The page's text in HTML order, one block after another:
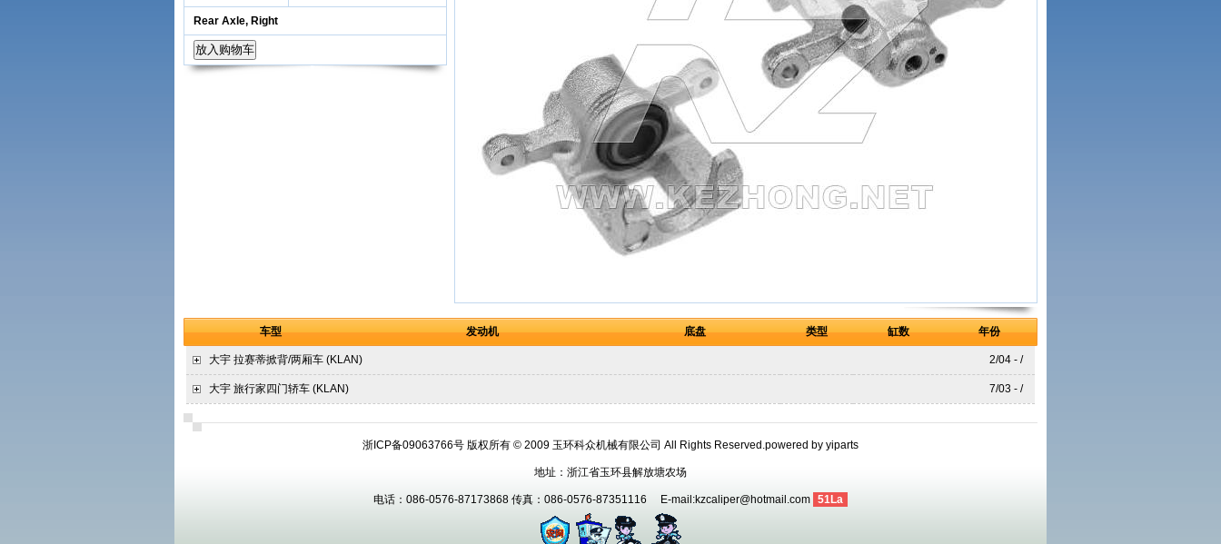
Rear Axle, Right
车型 发动机 底盘 类型 缸数 年份
大宇 拉赛蒂掀背/两厢车 (KLAN) 2/04 - /
大宇 旅行家四门轿车 (KLAN) 7/03 - /
浙ICP备09063766号 版权所有 © 2009 玉环科众机械有限公司 All Rights Reserved.powered by yiparts
地址：浙江省玉环县解放塘农场
电话：086-0576-87173868 传真：086-0576-87351116 E-mail:kzcaliper@hotmail.com 51La